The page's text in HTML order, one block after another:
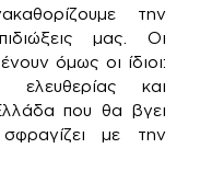
την
μας. Οι
όμως οι ίδιοι:
ελευθερίας και
που θα βγει
με την